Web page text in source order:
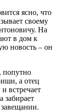
ясно, что
своему
На
в дом к
новость – он
попутно
а отец
встречает